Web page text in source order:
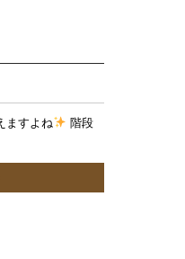
ますよね
階段